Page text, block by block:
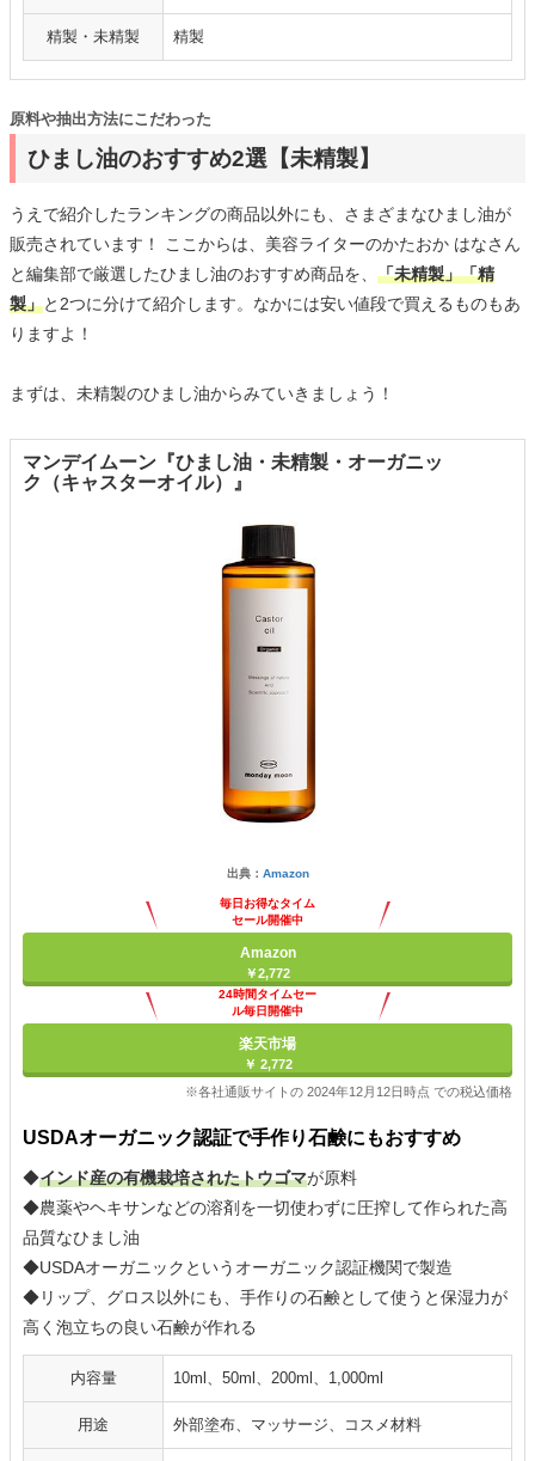
精製・未精製 精製
ひまし油のおすすめ2選【未精製】
原料や抽出方法にこだわった
うえで紹介したランキングの商品以外にも、さまざまなひまし油が
販売されています！ ここからは、美容ライターのかたおか はなさん
と編集部で厳選したひまし油のおすすめ商品を、 「未精製」「精
製」と2つに分けて紹介します。なかには安い値段で買えるものもあ
りますよ！
まずは、未精製のひまし油からみていきましょう！
マンデイムーン『ひまし油・未精製・オーガニッ
ク（キャスターオイル）』
出典： Amazon
毎日お得なタイム
セール開催中
Amazon
￥2,772
24時間タイムセー
ル毎日開催中
楽天市場
￥ 2,772
※各社通販サイトの 2024年12月12日時点 での税込価格
USDAオーガニック認証で手作り石鹸にもおすすめ
◆インド産の有機栽培されたトウゴマが原料
◆農薬やヘキサンなどの溶剤を一切使わずに圧搾して作られた高
品質なひまし油
◆USDAオーガニックというオーガニック認証機関で製造
◆リップ、グロス以外にも、手作りの石鹸として使うと保湿力が
高く泡立ちの良い石鹸が作れる
内容量 10ml、50ml、200ml、1,000ml
用途 外部塗布、マッサージ、コスメ材料